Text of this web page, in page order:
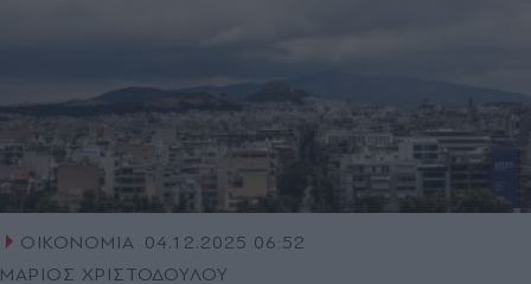
ΟΙΚΟΝΟΜΙΑ 04.12.2025 06:52
ΜΑΡΙΟΣ ΧΡΙΣΤΟΔΟΥΛΟΥ